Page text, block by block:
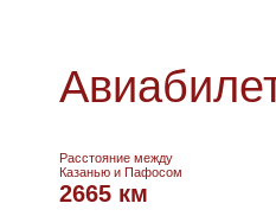
Расстояние между
Казанью и Пафосом
2665 км